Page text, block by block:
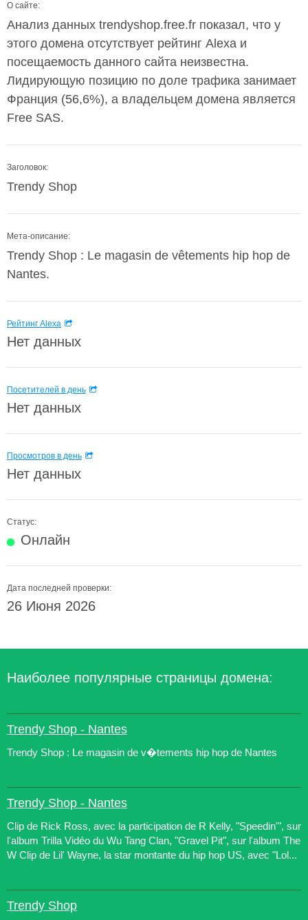
О сайте:
Анализ данных trendyshop.free.fr показал, что у
этого домена отсутствует рейтинг Alexa и
посещаемость данного сайта неизвестна.
Лидирующую позицию по доле трафика занимает
Франция (56,6%), а владельцем домена является
Free SAS.
Заголовок:
Trendy Shop
Мета-описание:
Trendy Shop : Le magasin de vêtements hip hop de
Nantes.
Рейтинг Alexa
Нет данных
Посетителей в день
Нет данных
Просмотров в день
Нет данных
Статус:
Онлайн
Дата последней проверки:
26 Июня 2026
Наиболее популярные страницы домена:
Trendy Shop - Nantes
Trendy Shop : Le magasin de v�tements hip hop de Nantes
Trendy Shop - Nantes
Clip de Rick Ross, avec la participation de R Kelly, "Speedin'", sur
l'album Trilla Vidéo du Wu Tang Clan, "Gravel Pit", sur l'album The
W Clip de Lil' Wayne, la star montante du hip hop US, avec "Lol...
Trendy Shop